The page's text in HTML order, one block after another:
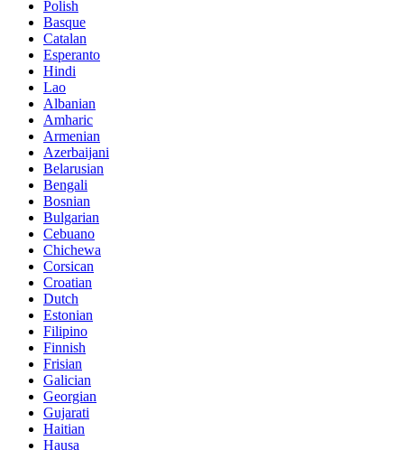
Polish
Basque
Catalan
Esperanto
Hindi
Lao
Albanian
Amharic
Armenian
Azerbaijani
Belarusian
Bengali
Bosnian
Bulgarian
Cebuano
Chichewa
Corsican
Croatian
Dutch
Estonian
Filipino
Finnish
Frisian
Galician
Georgian
Gujarati
Haitian
Hausa